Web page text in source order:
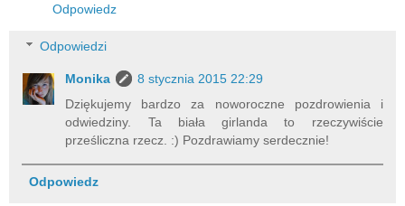
Odpowiedz
Odpowiedzi
Monika
8 stycznia 2015 22:29
Dziękujemy bardzo za noworoczne pozdrowienia i
odwiedziny. Ta biała girlanda to rzeczywiście
prześliczna rzecz. :) Pozdrawiamy serdecznie!
Odpowiedz